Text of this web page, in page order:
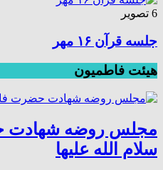
6 تصویر
جلسه قرآن ۱۶ مهر
هیئت فاطمیون
مجلس روضه شهادت
سلام الله علیها